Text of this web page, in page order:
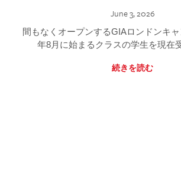
June 3, 2026
間もなくオープンするGIAロンドンキ
年8月に始まるクラスの学生を現在
続きを読む